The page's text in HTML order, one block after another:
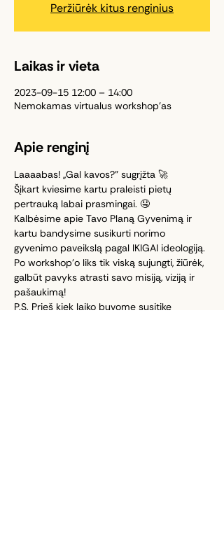
Peržiūrėk kitus renginius
Laikas ir vieta
2023-09-15 12:00 – 14:00
Nemokamas virtualus workshop'as
Apie renginį
Laaaabas! ,,Gal kavos?" sugrįžta 🚀
Šįkart kviesime kartu praleisti pietų
pertrauką labai prasmingai. 🤤
Kalbėsime apie Tavo Planą Gyvenimą ir
kartu bandysime susikurti norimo
gyvenimo paveikslą pagal IKIGAI ideologiją.
Po workshop'o liks tik viską sujungti, žiūrėk,
galbūt pavyks atrasti savo misiją, viziją ir
pašaukimą!
P.S. Prieš kiek laiko buvome susitikę